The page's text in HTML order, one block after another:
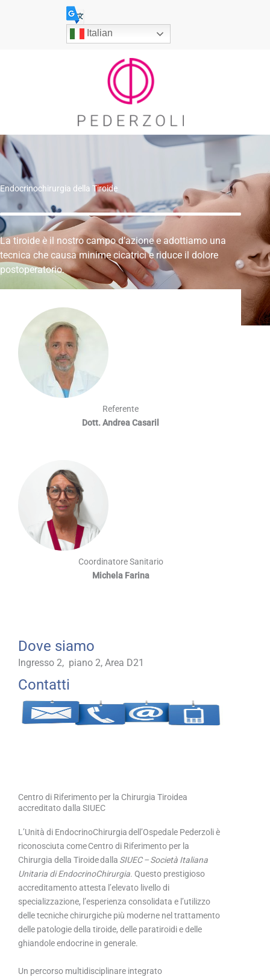
Italian
Endocrinochirurgia della Tiroide
La tiroide è il nostro campo d’azione e adottiamo una
tecnica che causa minime cicatrici e riduce il dolore
postoperatorio.
Referente
Dott. Andrea Casaril
Coordinatore Sanitario
Michela Farina
Dove siamo
Ingresso 2, piano 2, Area D21
Contatti
Centro di Riferimento per la Chirurgia Tiroidea
accreditato dalla SIUEC
L’Unità di EndocrinoChirurgia dell’Ospedale Pederzoli è
riconosciuta come Centro di Riferimento per la
Chirurgia della Tiroide dalla SIUEC – Società Italiana
Unitaria di EndocrinoChirurgia. Questo prestigioso
accreditamento attesta l’elevato livello di
specializzazione, l’esperienza consolidata e l’utilizzo
delle tecniche chirurgiche più moderne nel trattamento
delle patologie della tiroide, delle paratiroidi e delle
ghiandole endocrine in generale.
Un percorso multidisciplinare integrato